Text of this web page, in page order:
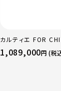
カルティエ FOR
sacai サカイ 750
リニティ リング 指
1,089,000円 (税